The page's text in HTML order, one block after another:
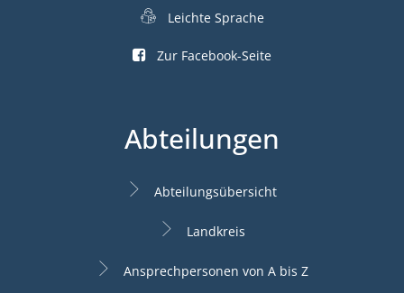
Leichte Sprache
Zur Facebook-Seite
Abteilungen
Abteilungsübersicht
Landkreis
Ansprechpersonen von A bis Z